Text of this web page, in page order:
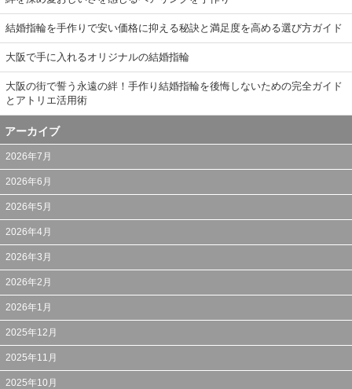
結婚指輪を手作りで安い価格に抑える秘訣と満足度を高める選び方ガイド
大阪で手に入れるオリジナルの結婚指輪
大阪の街で誓う永遠の絆！手作り結婚指輪を後悔しないための完全ガイド
とアトリエ活用術
アーカイブ
2026年7月
2026年6月
2026年5月
2026年4月
2026年3月
2026年2月
2026年1月
2025年12月
2025年11月
2025年10月